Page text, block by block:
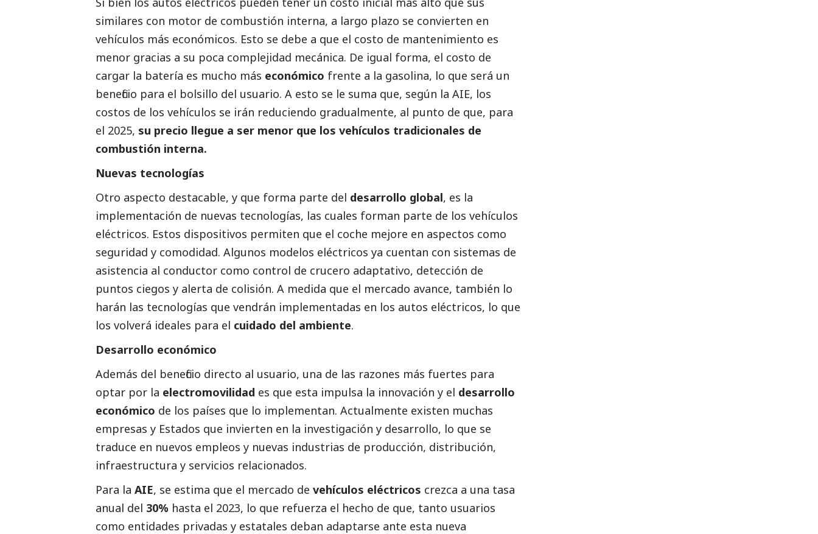
similares con motor de combustión interna, a largo plazo se convierten en
vehículos más económicos. Esto se debe a que el costo de mantenimiento es
menor gracias a su poca complejidad mecánica. De igual forma, el costo de
cargar la batería es mucho más económico frente a la gasolina, lo que será un
beneficio para el bolsillo del usuario. A esto se le suma que, según la AIE, los
costos de los vehículos se irán reduciendo gradualmente, al punto de que, para
el 2025, su precio llegue a ser menor que los vehículos tradicionales de
combustión interna.
Nuevas tecnologías
Otro aspecto destacable, y que forma parte del desarrollo global, es la
implementación de nuevas tecnologías, las cuales forman parte de los vehículos
eléctricos. Estos dispositivos permiten que el coche mejore en aspectos como
seguridad y comodidad. Algunos modelos eléctricos ya cuentan con sistemas de
asistencia al conductor como control de crucero adaptativo, detección de
puntos ciegos y alerta de colisión. A medida que el mercado avance, también lo
harán las tecnologías que vendrán implementadas en los autos eléctricos, lo que
los volverá ideales para el cuidado del ambiente.
Desarrollo económico
Además del beneficio directo al usuario, una de las razones más fuertes para
optar por la electromovilidad es que esta impulsa la innovación y el desarrollo
económico de los países que lo implementan. Actualmente existen muchas
empresas y Estados que invierten en la investigación y desarrollo, lo que se
traduce en nuevos empleos y nuevas industrias de producción, distribución,
infraestructura y servicios relacionados.
Para la AIE, se estima que el mercado de vehículos eléctricos crezca a una tasa
anual del 30% hasta el 2023, lo que refuerza el hecho de que, tanto usuarios
como entidades privadas y estatales deban adaptarse ante esta nueva